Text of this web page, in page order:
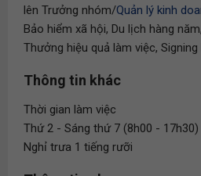
lên Trưởng nhóm/Quản lý kinh
Bảo hiểm xã hội, Du lịch hàng
Thưởng hiệu quả làm việc,
Thông tin khác
Thời gian làm việc
Thứ 2 - Sáng thứ 7 (8h00 - 17h30)
Nghỉ trưa 1 tiếng rưỡi